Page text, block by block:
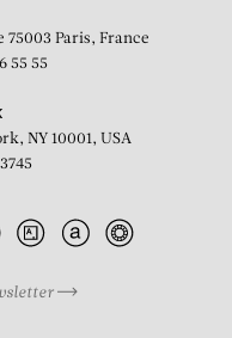
75003 Paris, France
55 55
NY 10001, USA